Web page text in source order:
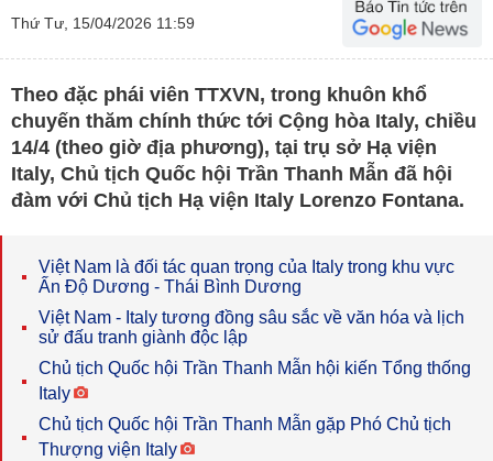
Thứ Tư, 15/04/2026 11:59
Theo đặc phái viên TTXVN, trong khuôn khổ
chuyến thăm chính thức tới Cộng hòa Italy, chiều
14/4 (theo giờ địa phương), tại trụ sở Hạ viện
Italy, Chủ tịch Quốc hội Trần Thanh Mẫn đã hội
đàm với Chủ tịch Hạ viện Italy Lorenzo Fontana.
Việt Nam là đối tác quan trọng của Italy trong khu vực
Ấn Độ Dương - Thái Bình Dương
Việt Nam - Italy tương đồng sâu sắc về văn hóa và lịch
sử đấu tranh giành độc lập
Chủ tịch Quốc hội Trần Thanh Mẫn hội kiến Tổng thống
Italy
Chủ tịch Quốc hội Trần Thanh Mẫn gặp Phó Chủ tịch
Thượng viện Italy